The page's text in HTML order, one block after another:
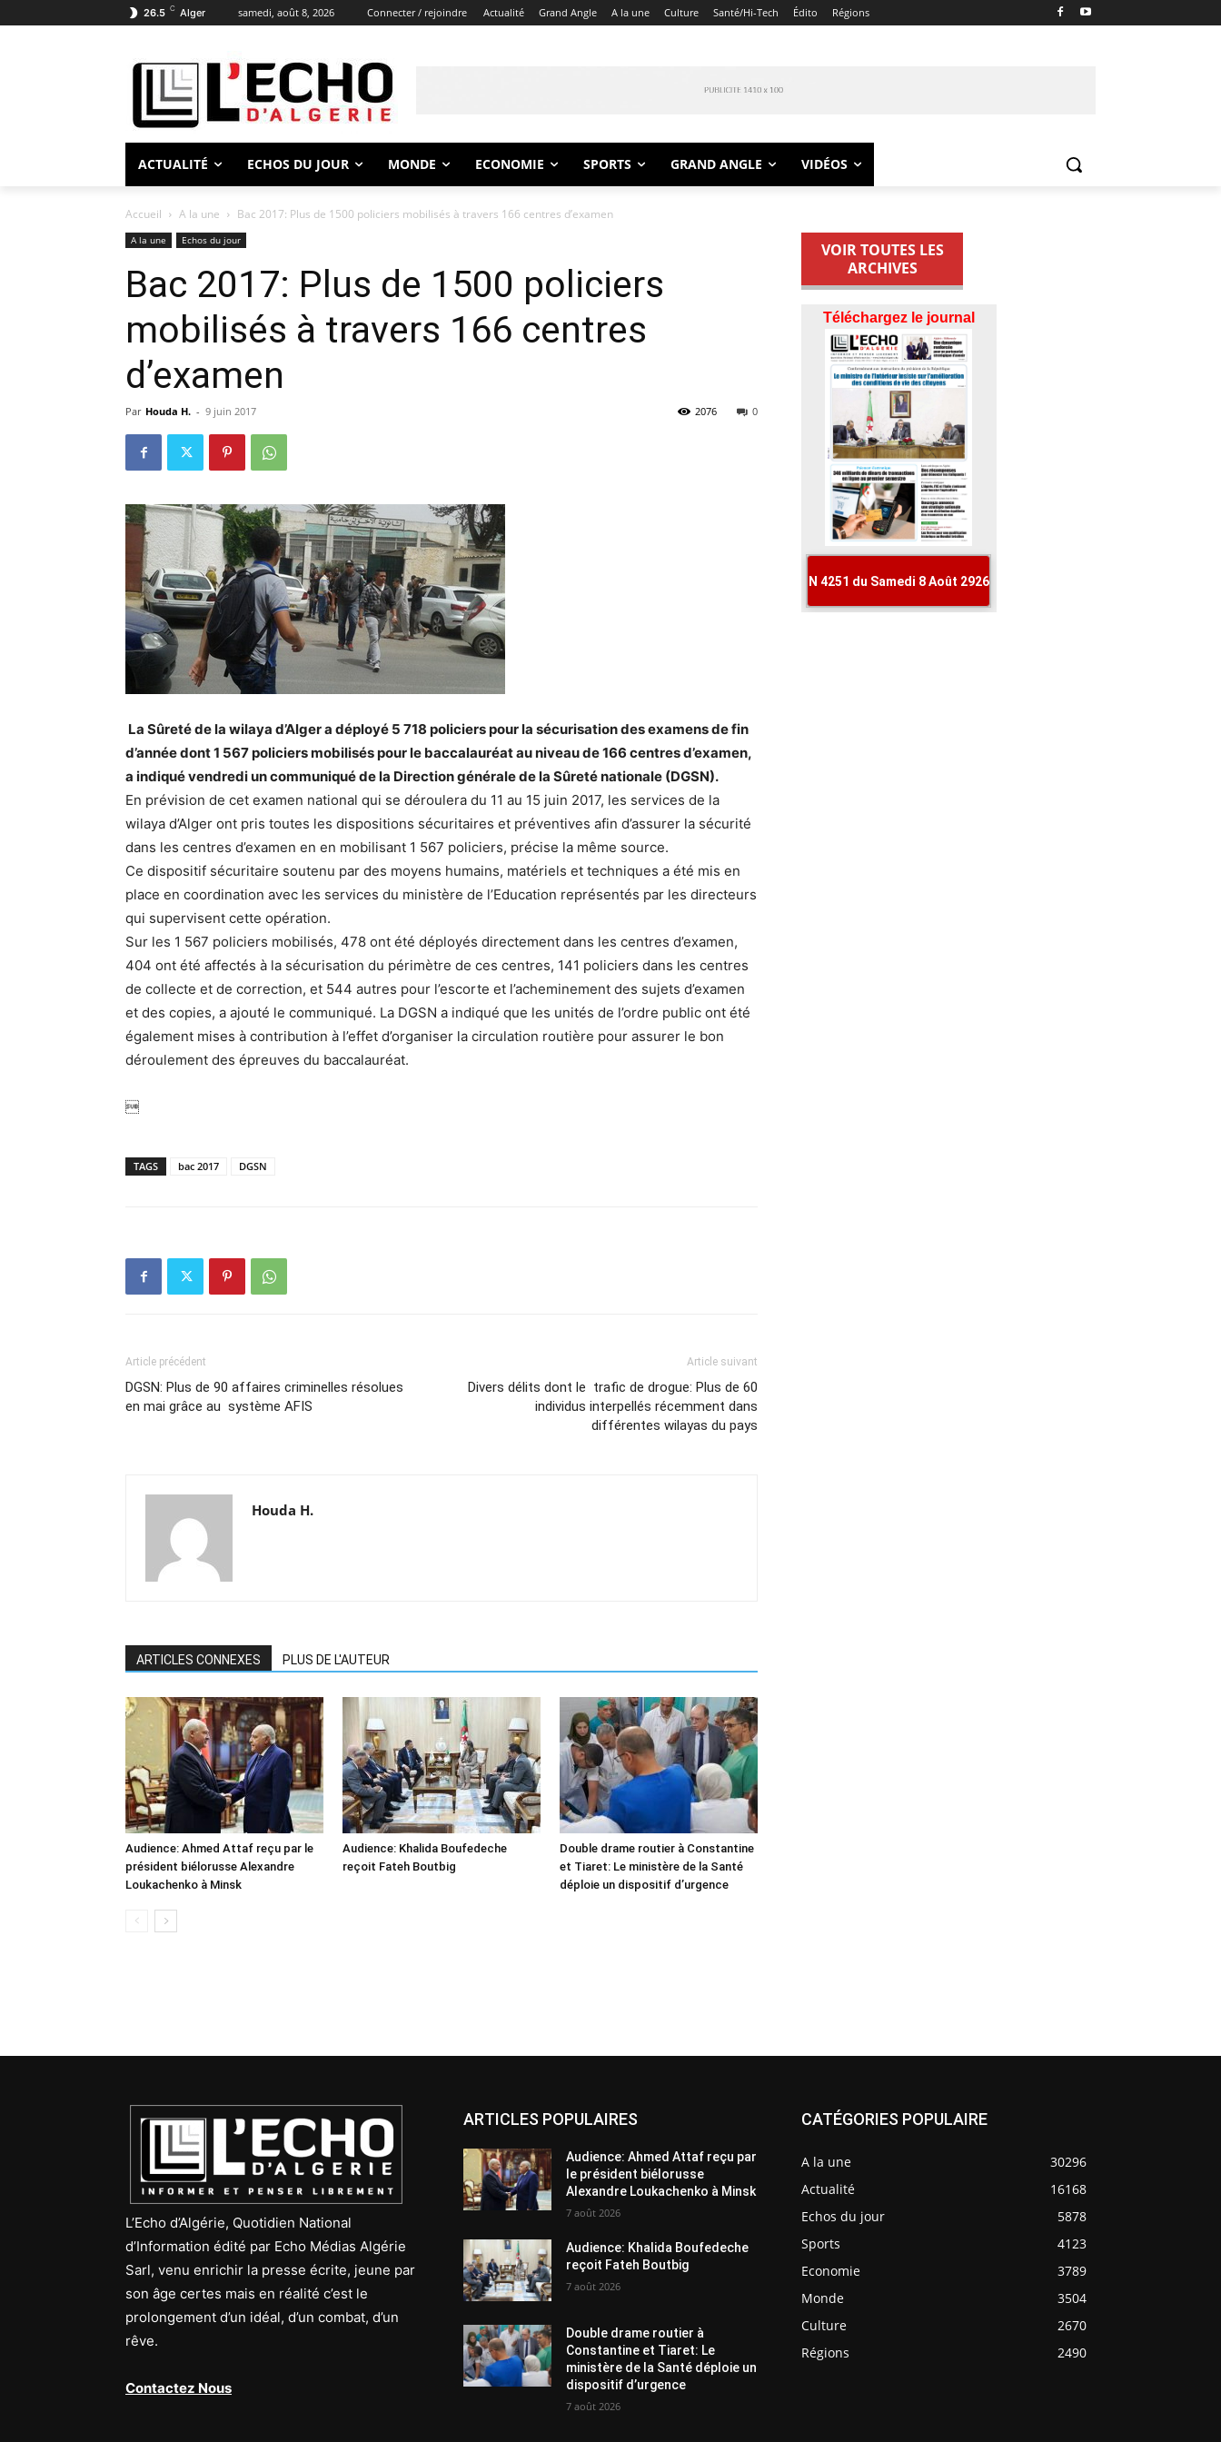
26.5 C Alger samedi, août 8, 2026 Connecter / rejoindre Actualité Grand Angle A la une Culture Santé/Hi-Tech Édito Régions
ACTUALITÉ ECHOS DU JOUR MONDE ECONOMIE SPORTS GRAND ANGLE VIDÉOS
Accueil A la une Bac 2017: Plus de 1500 policiers mobilisés à travers 166 centres d’examen
A la une Echos du jour
Bac 2017: Plus de 1500 policiers
mobilisés à travers 166 centres
d’examen
Par Houda H. - 9 juin 2017 0
2076
La Sûreté de la wilaya d’Alger a déployé 5 718 policiers pour la sécurisation des examens de fin
d’année dont 1 567 policiers mobilisés pour le baccalauréat au niveau de 166 centres d’examen,
a indiqué vendredi un communiqué de la Direction générale de la Sûreté nationale (DGSN).
En prévision de cet examen national qui se déroulera du 11 au 15 juin 2017, les services de la
wilaya d’Alger ont pris toutes les dispositions sécuritaires et préventives afin d’assurer la sécurité
dans les centres d’examen en en mobilisant 1 567 policiers, précise la même source.
Ce dispositif sécuritaire soutenu par des moyens humains, matériels et techniques a été mis en
place en coordination avec les services du ministère de l’Education représentés par les directeurs
qui supervisent cette opération.
Sur les 1 567 policiers mobilisés, 478 ont été déployés directement dans les centres d’examen,
404 ont été affectés à la sécurisation du périmètre de ces centres, 141 policiers dans les centres
de collecte et de correction, et 544 autres pour l’escorte et l’acheminement des sujets d’examen
et des copies, a ajouté le communiqué. La DGSN a indiqué que les unités de l’ordre public ont été
également mises à contribution à l’effet d’organiser la circulation routière pour assurer le bon
déroulement des épreuves du baccalauréat.

TAGS bac 2017 DGSN
Article précédent
DGSN: Plus de 90 affaires criminelles résolues
en mai grâce au système AFIS
Article suivant
Divers délits dont le trafic de drogue: Plus de 60
individus interpellés récemment dans
différentes wilayas du pays
Houda H.
ARTICLES CONNEXES PLUS DE L'AUTEUR
Audience: Ahmed Attaf reçu par le
président biélorusse Alexandre
Loukachenko à Minsk
Audience: Khalida Boufedeche
reçoit Fateh Boutbig
Double drame routier à Constantine
et Tiaret: Le ministère de la Santé
déploie un dispositif d’urgence
VOIR TOUTES LES
ARCHIVES
L’Echo d’Algérie, Quotidien National
d’Information édité par Echo Médias Algérie
Sarl, venu enrichir la presse écrite, jeune par
son âge certes mais en réalité c’est le
prolongement d’un idéal, d’un combat, d’un
rêve.
Contactez Nous
ARTICLES POPULAIRES
Audience: Ahmed Attaf reçu par
le président biélorusse
Alexandre Loukachenko à Minsk
7 août 2026
Audience: Khalida Boufedeche
reçoit Fateh Boutbig
7 août 2026
Double drame routier à
Constantine et Tiaret: Le
ministère de la Santé déploie un
dispositif d’urgence
7 août 2026
CATÉGORIES POPULAIRE
A la une
30296
Actualité
16168
Echos du jour
5878
Sports
4123
Economie
3789
Monde
3504
Culture
2670
Régions
2490